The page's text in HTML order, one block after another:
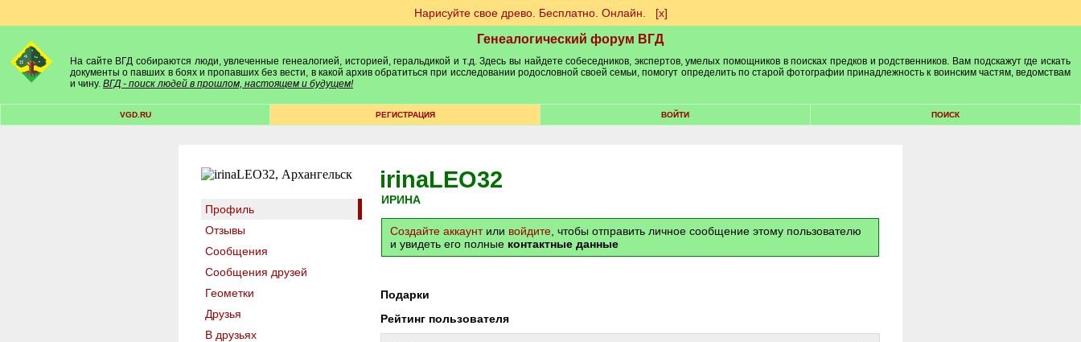
Нарисуйте свое древо. Бесплатно. Онлайн. [х]
Генеалогический форум ВГД
На сайте ВГД собираются люди, увлеченные генеалогией, историей, геральдикой и т.д. Здесь вы найдете собеседников, экспертов, умелых помощников в поисках предков и родственников. Вам подскажут где искать
документы о павших в боях и пропавших без вести, в какой архив обратиться при исследовании родословной своей семьи, помогут определить по старой фотографии принадлежность к воинским частям, ведомствам
и чину. ВГД - поиск людей в прошлом, настоящем и будущем!
VGD.RU РЕГИСТРАЦИЯ ВОЙТИ ПОИСК
Профиль
Отзывы
Сообщения
Сообщения друзей
Геометки
Друзья
В друзьях
irinaLEO32
ИРИНА
Создайте аккаунтили войдите , чтобы отправить личное сообщение этому пользователю
и увидеть его полные контактные данные
Подарки
Рейтинг пользователя